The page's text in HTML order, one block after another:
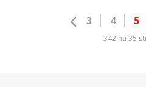
3 4 5
342 na 35